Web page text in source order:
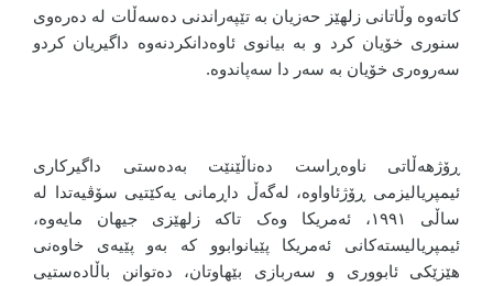
کاتەوە وڵاتانی زلھێز حەزیان بە تێپەراندنی دەسەڵات لە دەرەوی
سنوری خۆیان کرد و بە بیانوی ئاوەدانکردنەوە داگیریان کردو
سەروەری خۆیان بە سەر دا سەپاندوە.
ڕۆژهەڵاتی ناوەڕاست دەناڵێنێت بەدەستی داگیرکاری
ئیمپریالیزمی ڕۆژئاواوە، لەگەڵ داڕمانی یەکێتیی سۆڤیەتدا لە
ساڵی ١٩٩١، ئەمریکا وەک تاکە زلهێزی جیهان مایەوە،
ئیمپریالیستەکانی ئەمریکا پێیانوابوو کە بەو پێیەی خاوەنی
هێزێکی ئابووری و سەربازی بێهاوتان، دەتوانن باڵادەستیی